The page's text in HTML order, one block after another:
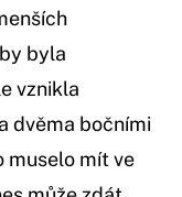
byla
vznikla
dvěma bočními
muselo mít ve